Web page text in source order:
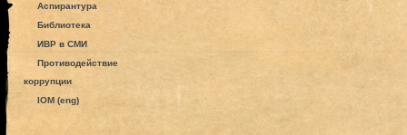
Аспирантура
Библиотека
ИВР в СМИ
Противодействие
коррупции
IOM (eng)